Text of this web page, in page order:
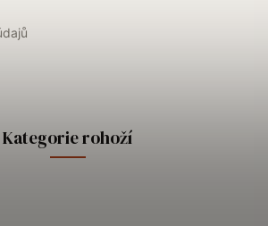
Kategorie rohoží